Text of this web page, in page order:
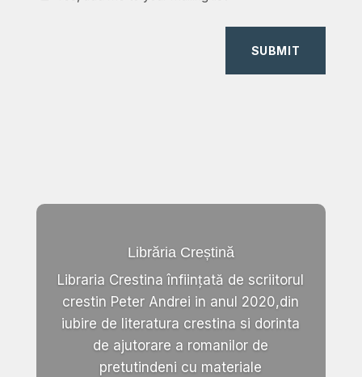
SUBMIT
Librăria Creștină
Libraria Crestina înființată de scriitorul
crestin Peter Andrei in anul 2020,din
iubire de literatura crestina si dorinta
de ajutorare a romanilor de
pretutindeni cu materiale